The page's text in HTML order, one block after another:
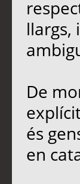
llargs,
De
és
en